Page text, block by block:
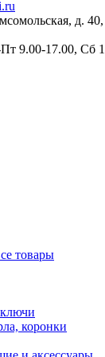
д.
9.00-17.00, Сб
товары
коронки